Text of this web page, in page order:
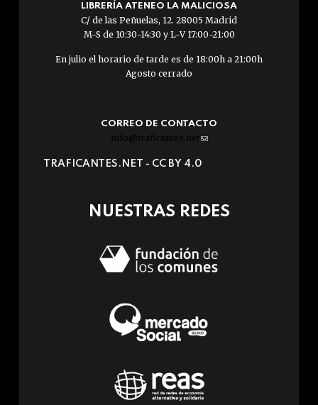
LIBRERÍA ATENEO LA MALICIOSA
C/ de las Peñuelas, 12. 28005 Madrid
M-S de 10:30-14:30 y L-V 17:00-21:00
En julio el horario de tarde es de 18:00h a 21:00h
Agosto cerrado
CORREO DE CONTACTO
info@traficantes.net (link
e-
TRAFICANTES.NET - CC BY 4.0
NUESTRAS REDES